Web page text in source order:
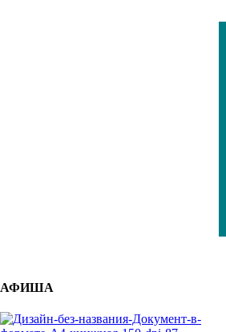
АФИША